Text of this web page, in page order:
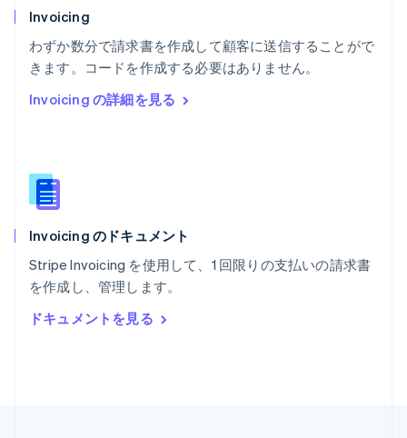
Invoicing
わずか数分で請求書を作成して顧客に送信することがで
きます。コードを作成する必要はありません。
Invoicing の詳細を見る
Invoicing のドキュメント
Stripe Invoicing を使用して、1 回限りの支払いの請求書
を作成し、管理します。
ドキュメントを見る
ポーランド
English
ポルトガル
PortuguêsEnglish
English
Español
ラトビア
リトアニア
リヒテンシュタイン
Deutsch English
ルーマニア
English